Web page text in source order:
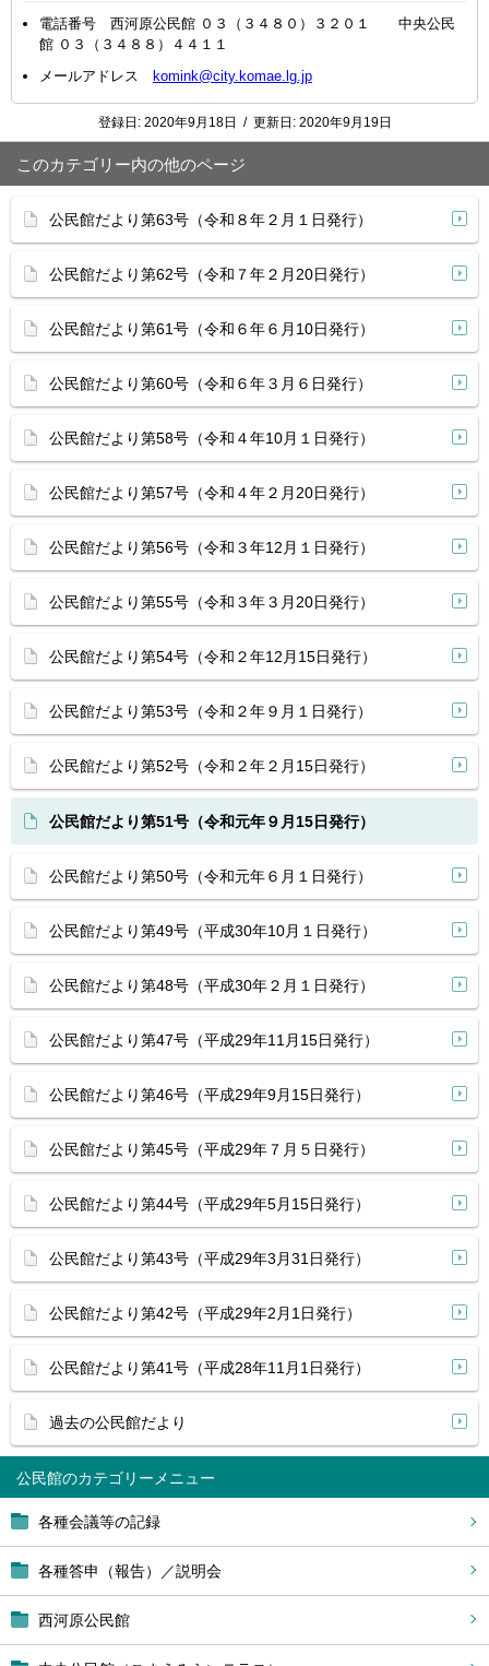
公民館
各種会議等の記録
各種答申（報告）／説明会
西河原公民館
電話番号 西河原公民館 ０３（３４８０）３２０１ 中央公民
館 ０３（３４８８）４４１１
メールアドレス
komink@city.komae.lg.jp
登録日: 2020年9月18日 / 更新日: 2020年9月19日
このカテゴリー内の他のページ
公民館だより第63号（令和８年２月１日発行）
公民館だより第62号（令和７年２月20日発行）
公民館だより第61号（令和６年６月10日発行）
公民館だより第60号（令和６年３月６日発行）
公民館だより第58号（令和４年10月１日発行）
公民館だより第57号（令和４年２月20日発行）
公民館だより第56号（令和３年12月１日発行）
公民館だより第55号（令和３年３月20日発行）
公民館だより第54号（令和２年12月15日発行）
公民館だより第53号（令和２年９月１日発行）
公民館だより第52号（令和２年２月15日発行）
公民館だより第51号（令和元年９月15日発行）
公民館だより第50号（令和元年６月１日発行）
公民館だより第49号（平成30年10月１日発行）
公民館だより第48号（平成30年２月１日発行）
公民館だより第47号（平成29年11月15日発行）
公民館だより第46号（平成29年9月15日発行）
公民館だより第45号（平成29年７月５日発行）
公民館だより第44号（平成29年5月15日発行）
公民館だより第43号（平成29年3月31日発行）
公民館だより第42号（平成29年2月1日発行）
公民館だより第41号（平成28年11月1日発行）
過去の公民館だより